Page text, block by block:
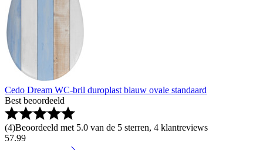
Cedo Dream WC-bril duroplast blauw ovale standaard
Best beoordeeld
(4)Beoordeeld met 5.0 van de 5 sterren, 4 klantreviews
57.99